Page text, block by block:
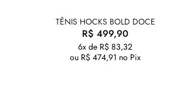
TÊNIS HOCKS BOLD DOCE
R$ 499,90
6x de R$ 83,32
ou R$ 474,91 no Pix